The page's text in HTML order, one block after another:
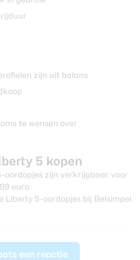
zijn uit balans
te wensen over
5 kopen
oordopjes zijn verkrijgbaar voor
euro.
Liberty 5-oordopjes bij Belsimpel
een reactie